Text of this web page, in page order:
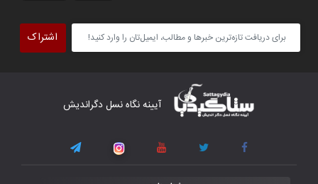
پیروزی قاطع در برابر تاجیکستان محکم
برداشت
کار دشوار تیم ملی فوتسال افغانستان در
گروه مرگ بازی‌های همبستگی کشورهای
اسلامی
اشتراک
آیینه نگاه نسل دگراندیش